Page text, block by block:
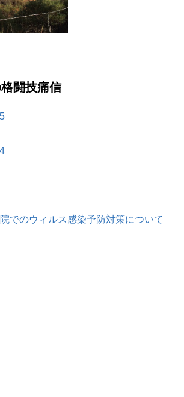
闘技痛信
でのウィルス感染予防対策について